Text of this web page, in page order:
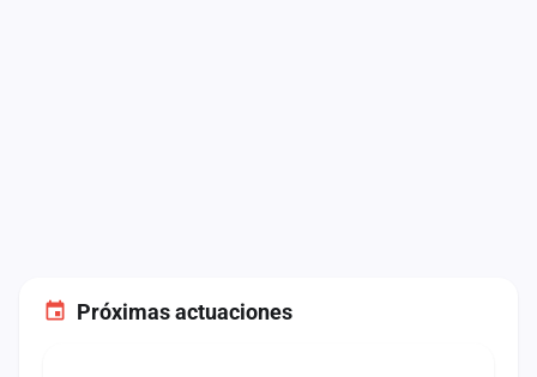
Próximas actuaciones